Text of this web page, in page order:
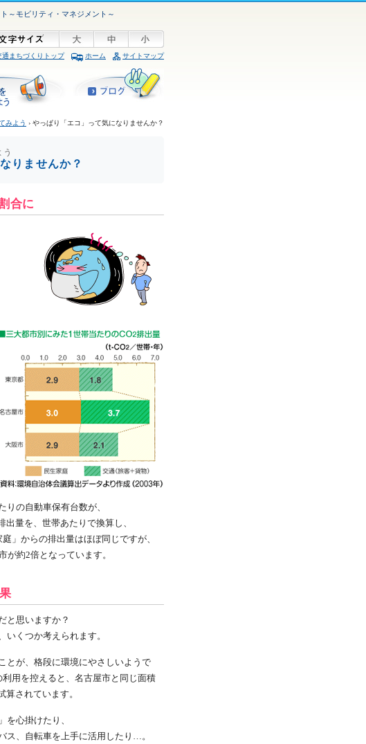
～モビリティ・マネジメント～
通まちづくりトップ ホーム サイトマップ
みよう › やっぱり「エコ」って気になりませんか？
りませんか？
合に
の自動車保有台数が、
量を、世帯あたりで換算し、
」からの排出量はほぼ同じですが、
が約2倍となっています。
と思いますか？
くつか考えられます。
とが、格段に環境にやさしいようで
用を控えると、名古屋市と同じ面積
されています。
を心掛けたり、
ス、自転車を上手に活用したり…。